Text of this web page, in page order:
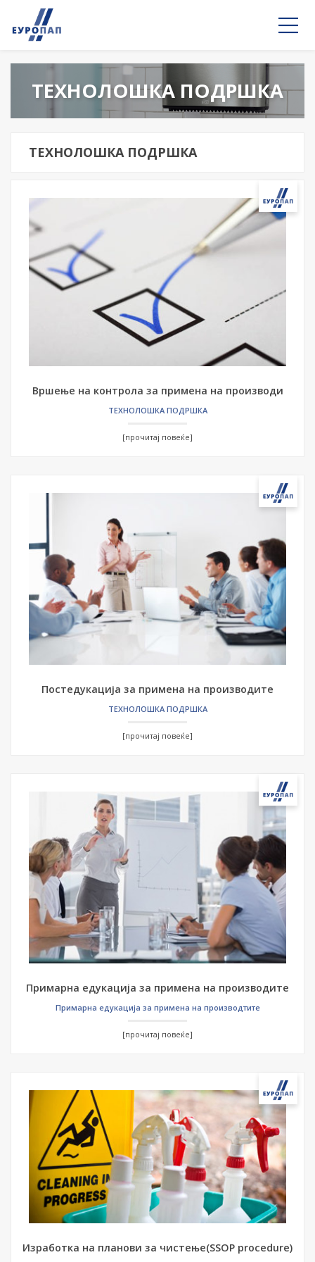
ТЕХНОЛОШКА ПОДРШКА
ТЕХНОЛОШКА ПОДРШКА
Вршење на контрола за примена на производи
ТЕХНОЛОШКА ПОДРШКА
[прочитај повеќе]
Постедукација за примена на производите
ТЕХНОЛОШКА ПОДРШКА
[прочитај повеќе]
Примарна едукација за примена на производите
Примарна едукација за примена на производтите
[прочитај повеќе]
Изработка на планови за чистење(SSOP procedure)